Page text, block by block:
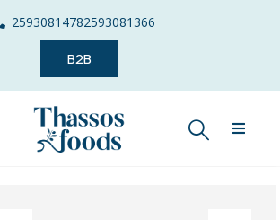
25930814782593081366
B2B